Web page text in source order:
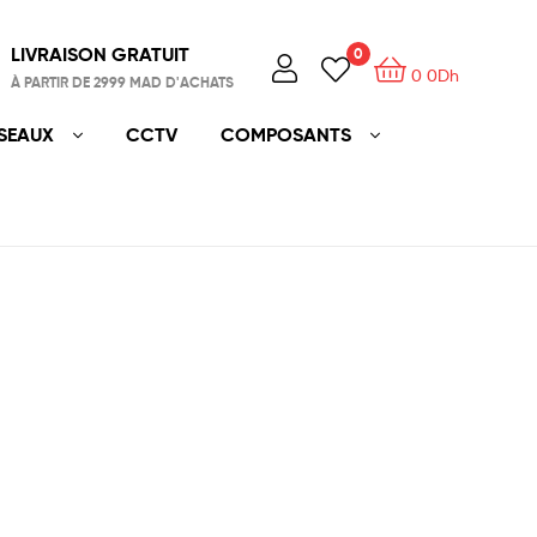
LIVRAISON GRATUIT
À PARTIR DE 2999 MAD D'ACHATS
0
0 0Dh
CCTV COMPOSANTS